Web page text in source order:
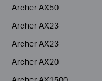
Archer AX50
Archer AX23
Archer AX23
Archer AX20